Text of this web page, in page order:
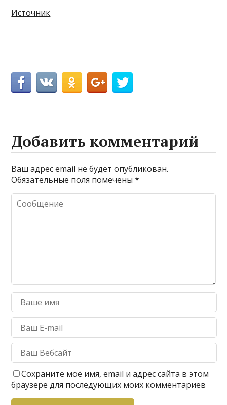
Источник
Добавить комментарий
Ваш адрес email не будет опубликован.
Обязательные поля помечены*
Сохраните моё имя, email и адрес сайта в этом
браузере для последующих моих комментариев